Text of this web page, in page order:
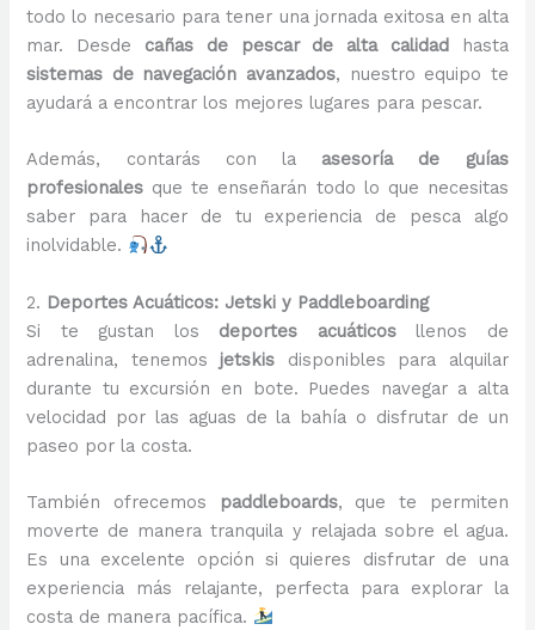
todo lo necesario para tener una jornada exitosa en alta
mar. Desde cañas de pescar de alta calidadhasta
sistemas de navegación avanzados, nuestro equipo te
ayudará a encontrar los mejores lugares para pescar.
Además, contarás con la asesoría de guías
profesionales que te enseñarán todo lo que necesitas
saber para hacer de tu experiencia de pesca algo
inolvidable.
2. Deportes Acuáticos: Jetski y Paddleboarding
Si te gustan los deportes acuáticosllenos de
adrenalina, tenemos jetskis disponibles para alquilar
durante tu excursión en bote. Puedes navegar a alta
velocidad por las aguas de la bahía o disfrutar de un
paseo por la costa.
También ofrecemos paddleboards, que te permiten
moverte de manera tranquila y relajada sobre el agua.
Es una excelente opción si quieres disfrutar de una
experiencia más relajante, perfecta para explorar la
costa de manera pacífica.